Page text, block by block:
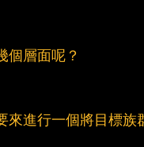
個層面呢？
進行一個將目標族